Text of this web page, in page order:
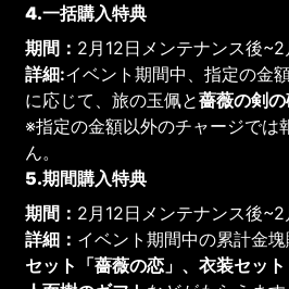
4.一括購入特典
期間： 2月12日メンテナンス後
詳細:イベント期間中、指定の金
に応じて、旅の玉佩と薔薇の剣
※指定の金額以外のチャージでは
ん。
5.期間購入特典
期間： 2月12日メンテナンス後
詳細： イベント期間中の累計金
セット「薔薇の恋」、衣装セット